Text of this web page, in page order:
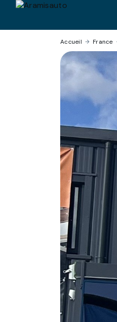
Accueil › France